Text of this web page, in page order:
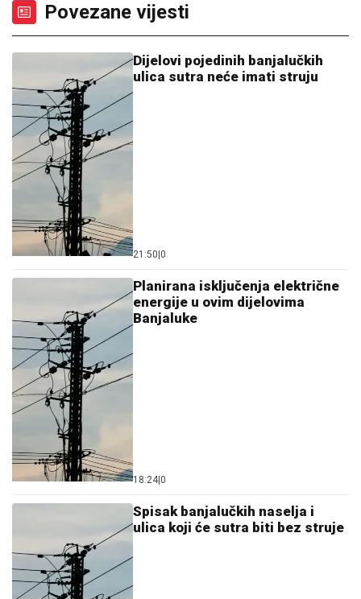
Povezane vijesti
Dijelovi pojedinih banjalučkih
ulica sutra neće imati struju
21:50 0
Planirana isključenja električne
energije u ovim dijelovima
Banjaluke
18:24 0
Spisak banjalučkih naselja i
ulica koji će sutra biti bez struje